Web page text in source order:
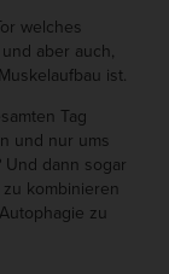
welches
aber auch,
ist.
Tag
und nur ums
Und dann sogar
kombinieren
zu